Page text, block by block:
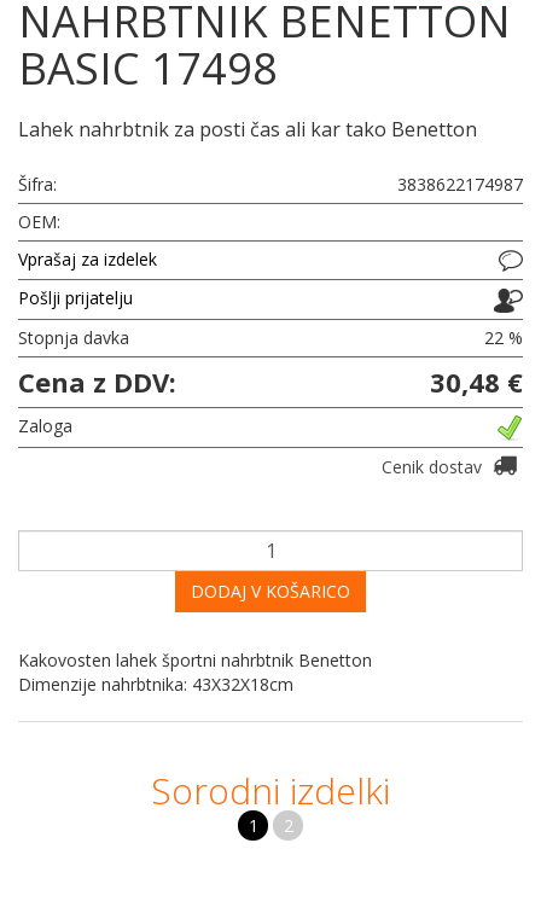
NAHRBTNIK BENETTON
BASIC 17498
Lahek nahrbtnik za posti čas ali kar tako Benetton
Šifra:
3838622174987
OEM:
Vprašaj za izdelek
Pošlji prijatelju
Stopnja davka
22 %
Cena z DDV: 30,48 €
Zaloga
Cenik dostav
DODAJ V KOŠARICO
Kakovosten lahek športni nahrbtnik Benetton
Dimenzije nahrbtnika: 43X32X18cm
Sorodni izdelki
1 2